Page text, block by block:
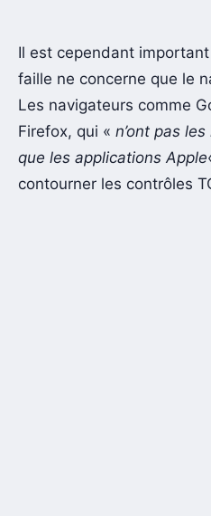
Il est cependant
faille ne concerne que le
Les navigateurs comme
Firefox, qui « n’ont pas
que les applications Apple
contourner les contrôles